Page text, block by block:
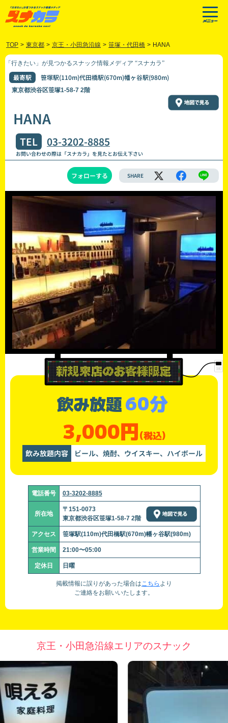
TOP > 東京都 > 京王・小田急沿線 > 笹塚・代田橋 > HANA
「行きたい」が見つかるスナック情報メディア “スナカラ”
最寄駅 笹塚駅(110m)代田橋駅(670m)幡ヶ谷駅(980m)
東京都渋谷区笹塚1-58-7 2階
HANA
TEL 03-3202-8885
お問い合わせの際は「スナカラ」を見たとお伝え下さい
フォローする SHARE
飲み放題60分
3,000円(税込)
飲み放題内容 ビール、焼酎、ウイスキー、ハイボール
電話番号 03-3202-8885
所在地
〒151-0073
東京都渋谷区笹塚1-58-7 2階
アクセス 笹塚駅(110m)代田橋駅(670m)幡ヶ谷駅(980m)
営業時間 21:00〜05:00
定休日 日曜
掲載情報に誤りがあった場合はこちら より
ご連絡をお願いいたします。
京王・小田急沿線エリアのスナック